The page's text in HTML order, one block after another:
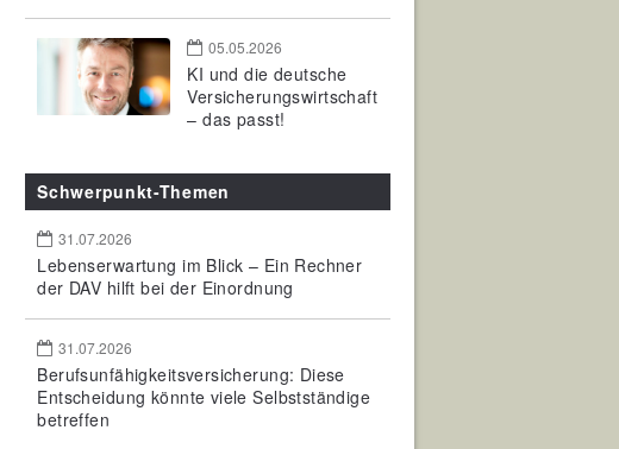
05.05.2026
KI und die deutsche
Versicherungswirtschaft
– das passt!
Schwerpunkt-Themen
31.07.2026
Lebenserwartung im Blick – Ein Rechner
der DAV hilft bei der Einordnung
31.07.2026
Berufsunfähigkeitsversicherung: Diese
Entscheidung könnte viele Selbstständige
betreffen